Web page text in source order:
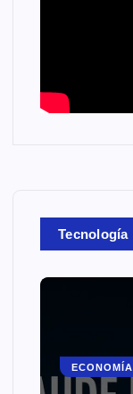
Tecnología
ECONOMÍA